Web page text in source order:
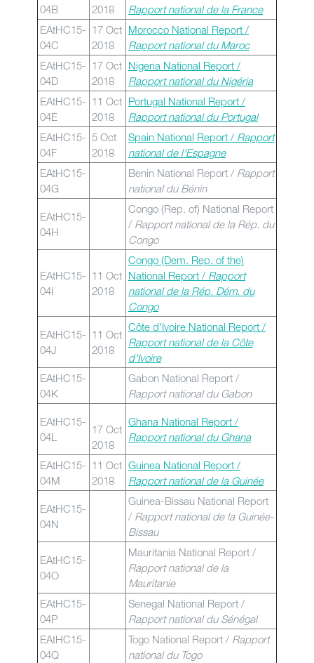
04B 2018
Rapport national de la France
EAtHC15-
04C
17 Oct
2018
Morocco National Report /
Rapport national du Maroc
EAtHC15-
04D
17 Oct
2018
Nigeria National Report /
Rapport national du Nigéria
EAtHC15-
04E
11 Oct
2018
Portugal National Report /
Rapport national du Portugal
EAtHC15-
04F
5 Oct
2018
Spain National Report / Rapport
national de l'Espagne
EAtHC15-
04G
Benin National Report / Rapport
national du Bénin
EAtHC15-
04H
Congo (Rep. of) National Report
/ Rapport national de la Rép. du
Congo
EAtHC15-
04I
11 Oct
2018
Congo (Dem. Rep. of the)
National Report / Rapport
national de la Rép. Dém. du
Congo
EAtHC15-
04J
11 Oct
2018
Côte d'Ivoire National Report /
Rapport national de la Côte
d'Ivoire
EAtHC15-
04K
Gabon National Report /
Rapport national du Gabon
EAtHC15-
04L
17 Oct
2018
Ghana National Report /
Rapport national du Ghana
EAtHC15-
04M
11 Oct
2018
Guinea National Report /
Rapport national de la Guinée
EAtHC15-
04N
Guinea-Bissau National Report
/ Rapport national de la Guinée-
Bissau
EAtHC15-
04O
Mauritania National Report /
Rapport national de la
Mauritanie
EAtHC15-
04P
Senegal National Report /
Rapport national du Sénégal
EAtHC15-
04Q
Togo National Report / Rapport
national du Togo